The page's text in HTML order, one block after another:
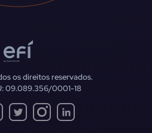
os direitos reservados.
09.089.356/0001-18